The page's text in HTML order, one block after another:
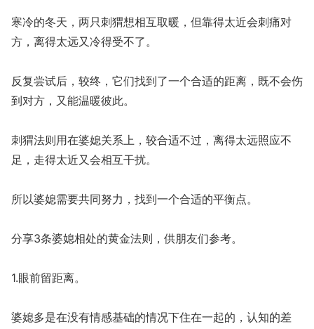
寒冷的冬天，两只刺猬想相互取暖，但靠得太近会刺痛对
方，离得太远又冷得受不了。
反复尝试后，较终，它们找到了一个合适的距离，既不会伤
到对方，又能温暖彼此。
刺猬法则用在婆媳关系上，较合适不过，离得太远照应不
足，走得太近又会相互干扰。
所以婆媳需要共同努力，找到一个合适的平衡点。
分享3条婆媳相处的黄金法则，供朋友们参考。
1.眼前留距离。
婆媳多是在没有情感基础的情况下住在一起的，认知的差